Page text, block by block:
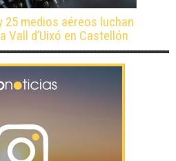
medios aéreos luchan
Vall d’Uixó en Castellón